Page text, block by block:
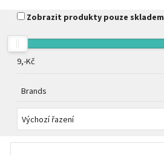
Zobrazit produkty pouze skladem
9,-Kč
Brands